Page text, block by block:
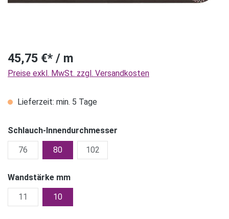
45,75 €* / m
Preise exkl. MwSt. zzgl. Versandkosten
Lieferzeit: min. 5 Tage
Schlauch-Innendurchmesser
76
80 102
Wandstärke mm
11
10